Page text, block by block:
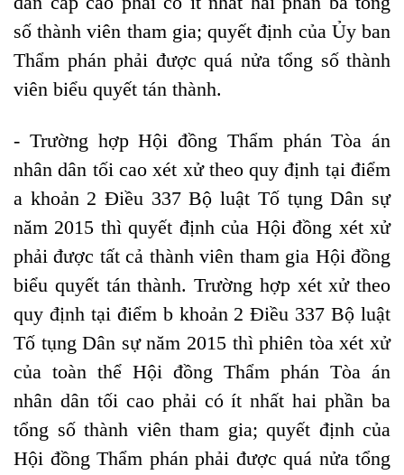
số thành viên tham gia; quyết định của Ủy ban
Thẩm phán phải được quá nửa tổng số thành
viên biểu quyết tán thành.
- Trường hợp Hội đồng Thẩm phán Tòa án
nhân dân tối cao xét xử theo quy định tại điểm
a khoản 2 Điều 337 Bộ luật Tố tụng Dân sự
năm 2015 thì quyết định của Hội đồng xét xử
phải được tất cả thành viên tham gia Hội đồng
biểu quyết tán thành. Trường hợp xét xử theo
quy định tại điểm b khoản 2 Điều 337 Bộ luật
Tố tụng Dân sự năm 2015 thì phiên tòa xét xử
của toàn thể Hội đồng Thẩm phán Tòa án
nhân dân tối cao phải có ít nhất hai phần ba
tổng số thành viên tham gia; quyết định của
Hội đồng Thẩm phán phải được quá nửa tổng